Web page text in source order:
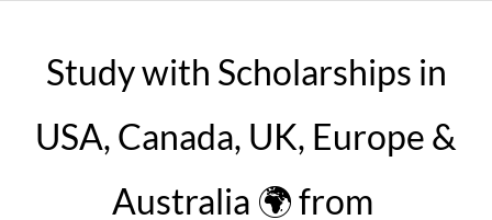
Study with Scholarships in
USA, Canada, UK, Europe &
Australia 🌍 from